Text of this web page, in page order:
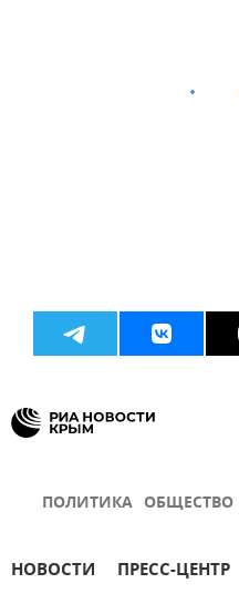
ПОЛИТИКА ОБЩЕСТВО
НОВОСТИ ПРЕСС-ЦЕНТР